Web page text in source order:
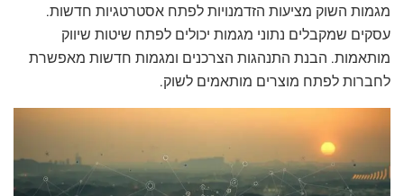
מגמות השוק מציעות הזדמנויות לפתח אסטרטגיות חדשות.
עסקים שמקבלים נתוני מגמות יכולים לפתח שיטות שיווק
מותאמות. הבנת התנהגות הצרכנים ומגמות חדשות מאפשרת
לחברות לפתח מוצרים מותאמים לשוק.